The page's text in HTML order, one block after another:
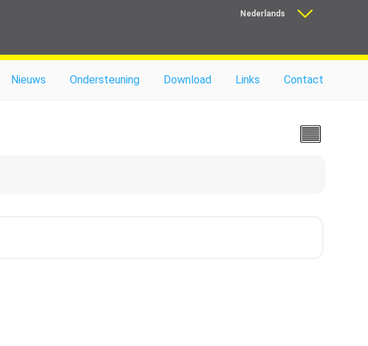
Nederlands
Nieuws Ondersteuning Download Links Contact